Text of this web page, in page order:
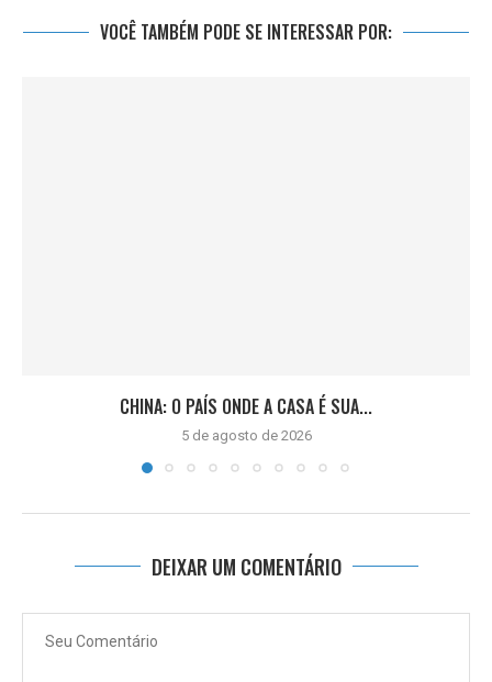
VOCÊ TAMBÉM PODE SE INTERESSAR POR:
CHINA: O PAÍS ONDE A CASA É SUA...
5 de agosto de 2026
DEIXAR UM COMENTÁRIO